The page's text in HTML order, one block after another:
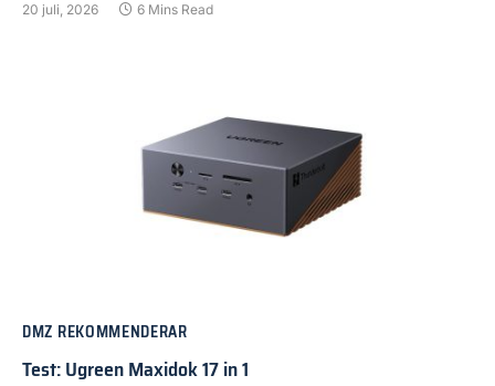
20 juli, 2026 6 Mins Read
DMZ REKOMMENDERAR
Test: Ugreen Maxidok 17 in 1